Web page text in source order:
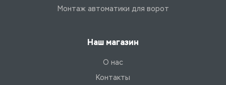
Монтаж автоматики для ворот
Наш магазин
О нас
Контакты